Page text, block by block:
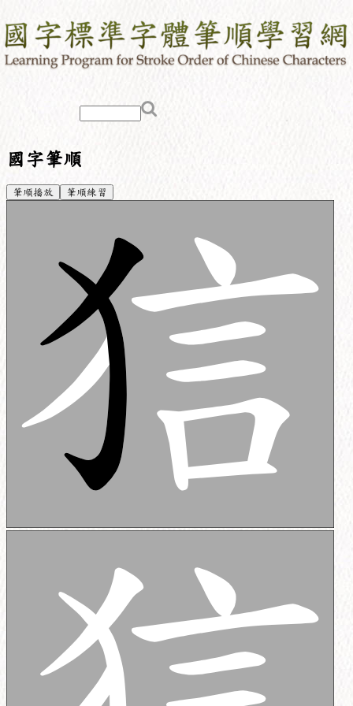
國字筆順
筆順播放 筆順練習